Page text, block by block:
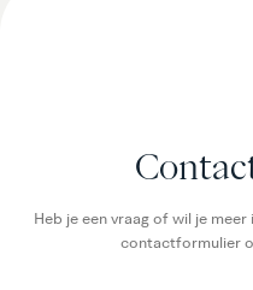
Heb je een vraag of wil je
contactformulier